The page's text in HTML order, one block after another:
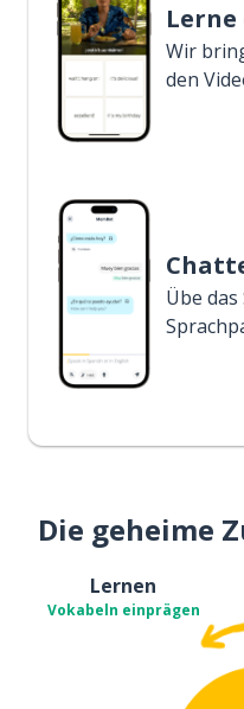
Wir
den
Übe
Die geheime
Lernen
Vokabeln einprägen